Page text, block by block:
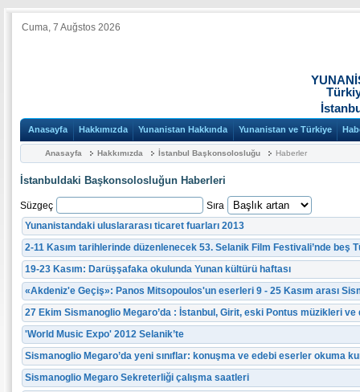
Cuma, 7 Auğstos 2026
Anasayfa Hakkımızda Yunanistan Hakkında Yunanistan ve Türkiye
Anasayfa Hakkımızda İstanbul Başkonsolosluğu Haberler
İstanbuldaki Başkonsolosluğun Haberleri
Süzgeç
Sıra
Yunanistandaki uluslararası ticaret fuarları 2013
2-11 Kasım tarihlerinde düzenlenecek 53. Selanik Film Festivali’nde beş
19-23 Kasım: Darüşşafaka okulunda Yunan kültürü haftası
«Akdeniz'e Geçiş»: Panos Mitsopoulos'un eserleri 9 - 25 Kasım arası
27 Ekim Sismanoglio Megaro’da : İstanbul, Girit, eski Pontus müzikleri ve
'World Music Expo' 2012 Selanik’te
Sismanoglio Megaro’da yeni sınıflar: konuşma ve edebi eserler okuma
Sismanoglio Megaro Sekreterliği çalışma saatleri